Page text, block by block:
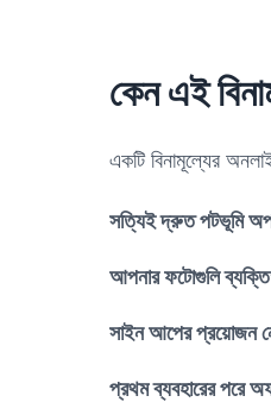
কেন এই
একটি বিনামূল্যের
সত্যিই দ্রুত পটভূমি
আপনার ফটোগুলি
সাইন আপের প্রয়োজন
প্রথম ব্যবহারের পরে